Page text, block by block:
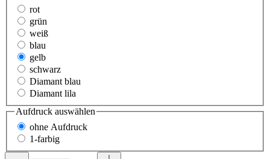
rot
grün
weiß
blau
gelb
schwarz
Diamant blau
Diamant lila
Aufdruck auswählen
ohne Aufdruck
1-farbig